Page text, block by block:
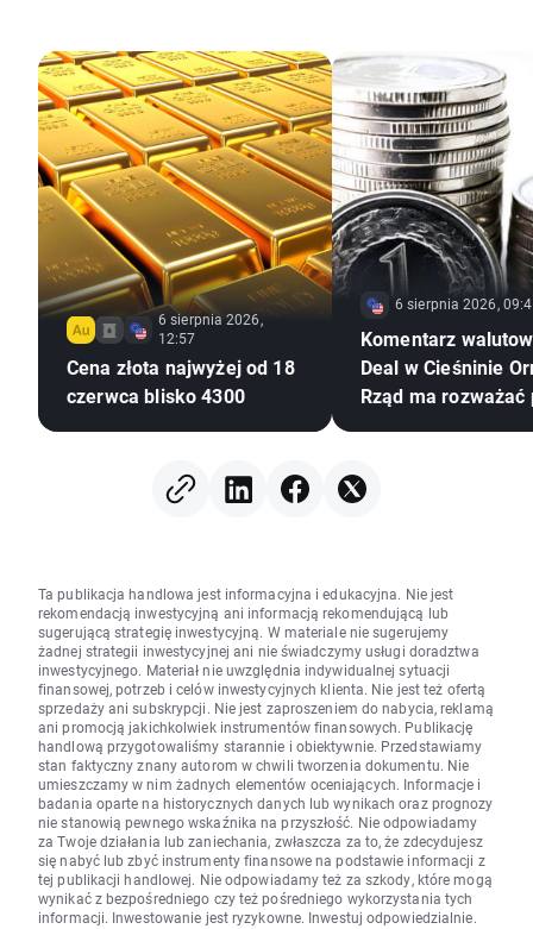
6 sierpnia 2026,
12:57
Cena złota najwyżej od 18
czerwca blisko 4300
6 sierpnia 2026,
Komentarz
Deal w Cieśninie
Rząd ma rozważać
Ta publikacja handlowa jest informacyjna i edukacyjna. Nie jest
rekomendacją inwestycyjną ani informacją rekomendującą lub
sugerującą strategię inwestycyjną. W materiale nie sugerujemy
żadnej strategii inwestycyjnej ani nie świadczymy usługi doradztwa
inwestycyjnego. Materiał nie uwzględnia indywidualnej sytuacji
finansowej, potrzeb i celów inwestycyjnych klienta. Nie jest też ofertą
sprzedaży ani subskrypcji. Nie jest zaproszeniem do nabycia, reklamą
ani promocją jakichkolwiek instrumentów finansowych. Publikację
handlową przygotowaliśmy starannie i obiektywnie. Przedstawiamy
stan faktyczny znany autorom w chwili tworzenia dokumentu. Nie
umieszczamy w nim żadnych elementów oceniających. Informacje i
badania oparte na historycznych danych lub wynikach oraz prognozy
nie stanowią pewnego wskaźnika na przyszłość. Nie odpowiadamy
za Twoje działania lub zaniechania, zwłaszcza za to, że zdecydujesz
się nabyć lub zbyć instrumenty finansowe na podstawie informacji z
tej publikacji handlowej. Nie odpowiadamy też za szkody, które mogą
wynikać z bezpośredniego czy też pośredniego wykorzystania tych
informacji. Inwestowanie jest ryzykowne. Inwestuj odpowiedzialnie.